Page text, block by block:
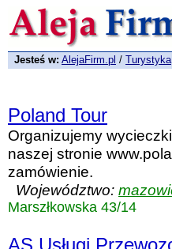
Jesteś w: AlejaFirm.pl / Turystyka
Poland Tour
Organizujemy
naszej stronie
zamówienie.
Województwo:
Marszłkowska 43/14
AS Usługi